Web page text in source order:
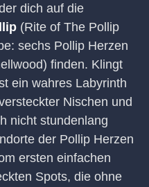
dich auf die
(Rite of The Pollip
sechs Pollip Herzen
finden. Klingt
ein wahres Labyrinth
Nischen und
nicht stundenlang
der Pollip Herzen
ersten einfachen
Spots, die ohne